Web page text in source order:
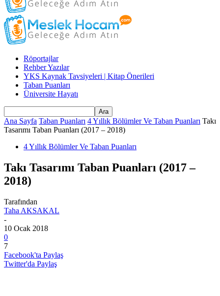
Röportajlar
Rehber Yazılar
YKS Kaynak Tavsiyeleri | Kitap Önerileri
Taban Puanları
Üniversite Hayatı
Ana Sayfa Taban Puanları 4 Yıllık Bölümler Ve Taban Puanları Takı
Tasarımı Taban Puanları (2017 – 2018)
4 Yıllık Bölümler Ve Taban Puanları
Takı Tasarımı Taban Puanları (2017 –
2018)
Tarafından
Taha AKSAKAL
-
10 Ocak 2018
0
7
Facebook'ta Paylaş
Twitter'da Paylaş